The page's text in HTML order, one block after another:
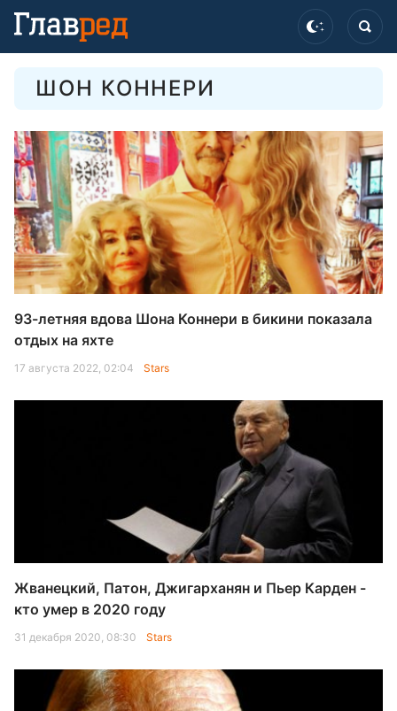
ШОН КОННЕРИ
93-летняя вдова Шона Коннери в бикини показала
отдых на яхте
17 августа 2022, 02:04 Stars
Жванецкий, Патон, Джигарханян и Пьер Карден -
кто умер в 2020 году
31 декабря 2020, 08:30 Stars